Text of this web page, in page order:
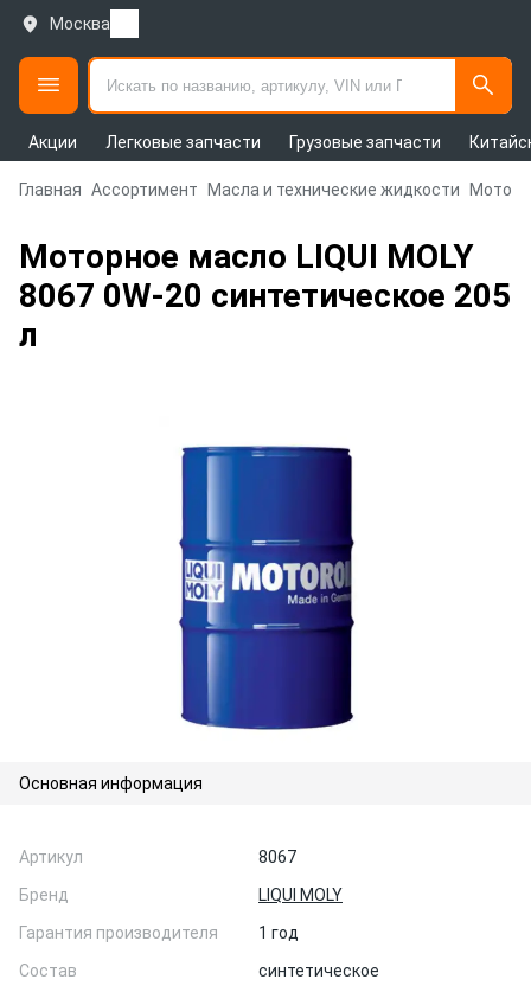
Москва
Акции Легковые запчасти Грузовые запчасти
Главная Ассортимент Масла и технические жидкости
Моторное масло LIQUI MOLY
8067 0W-20 синтетическое 205
л
Основная информация
Артикул
8067
Бренд
LIQUI MOLY
Гарантия производителя
1 год
Состав
синтетическое